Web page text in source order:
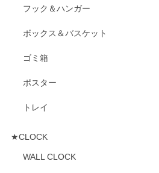
フック＆ハンガー
ボックス＆バスケット
ゴミ箱
ポスター
トレイ
★CLOCK
WALL CLOCK